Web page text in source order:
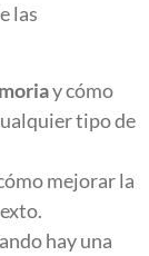
las
y cómo
tipo de
mejorar la
hay una